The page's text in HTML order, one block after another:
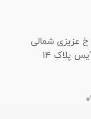
خ عزیزی شمالی
پلاک ۱۴